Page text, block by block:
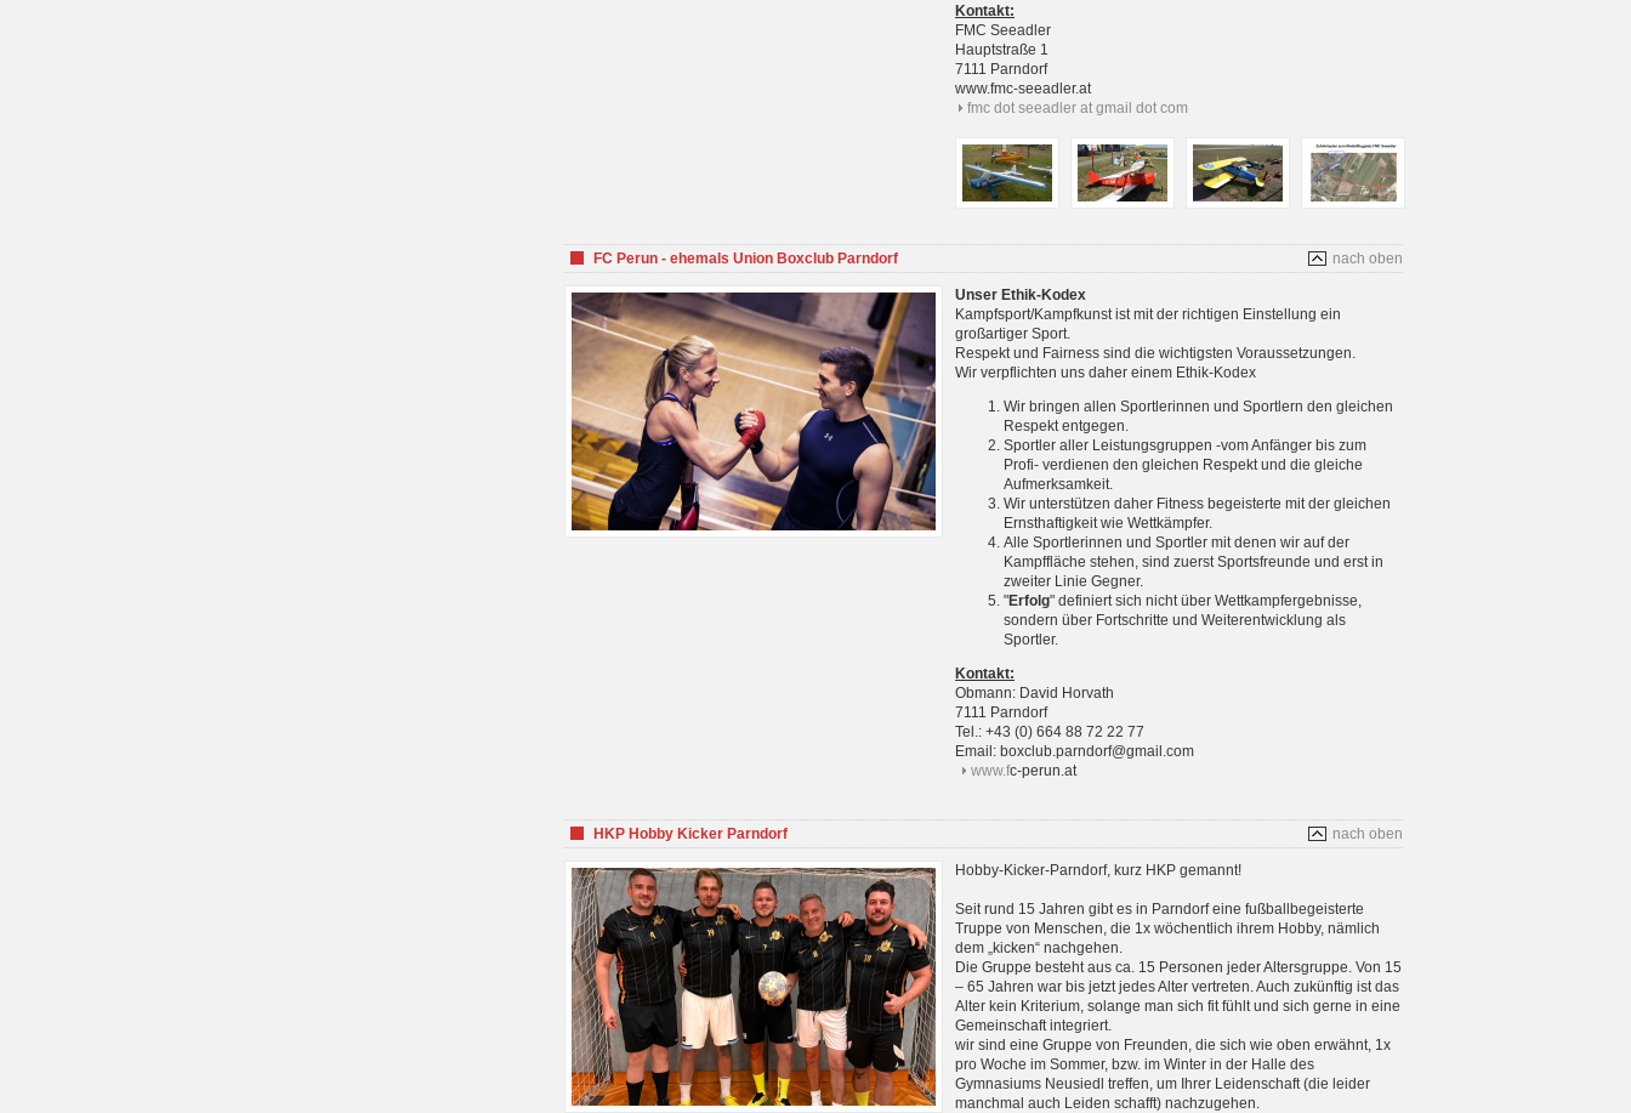
Kontakt:
FMC Seeadler
Hauptstraße 1
7111 Parndorf
www.fmc-seeadler.at
fmc dot seeadler at gmail dot com
nach oben
FC Perun - ehemals Union Boxclub Parndorf
Unser Ethik-Kodex
Kampfsport/Kampfkunst ist mit der richtigen Einstellung ein
großartiger Sport.
Respekt und Fairness sind die wichtigsten Voraussetzungen.
Wir verpflichten uns daher einem Ethik-Kodex
Wir bringen allen Sportlerinnen und Sportlern den gleichen
Respekt entgegen.
Sportler aller Leistungsgruppen -vom Anfänger bis zum
Profi- verdienen den gleichen Respekt und die gleiche
Aufmerksamkeit.
Wir unterstützen daher Fitness begeisterte mit der gleichen
Ernsthaftigkeit wie Wettkämpfer.
Alle Sportlerinnen und Sportler mit denen wir auf der
Kampffläche stehen, sind zuerst Sportsfreunde und erst in
zweiter Linie Gegner.
"Erfolg" definiert sich nicht über Wettkampfergebnisse,
sondern über Fortschritte und Weiterentwicklung als
Sportler.
Kontakt:
Obmann: David Horvath
7111 Parndorf
Tel.: +43 (0) 664 88 72 22 77
Email: boxclub.parndorf@gmail.com
www.fc-perun.at
nach oben
HKP Hobby Kicker Parndorf
Hobby-Kicker-Parndorf, kurz HKP gemannt!
Seit rund 15 Jahren gibt es in Parndorf eine fußballbegeisterte
Truppe von Menschen, die 1x wöchentlich ihrem Hobby, nämlich
dem „kicken“ nachgehen.
Die Gruppe besteht aus ca. 15 Personen jeder Altersgruppe. Von 15
– 65 Jahren war bis jetzt jedes Alter vertreten. Auch zukünftig ist das
Alter kein Kriterium, solange man sich fit fühlt und sich gerne in eine
Gemeinschaft integriert.
wir sind eine Gruppe von Freunden, die sich wie oben erwähnt, 1x
pro Woche im Sommer, bzw. im Winter in der Halle des
Gymnasiums Neusiedl treffen, um Ihrer Leidenschaft (die leider
manchmal auch Leiden schafft) nachzugehen.